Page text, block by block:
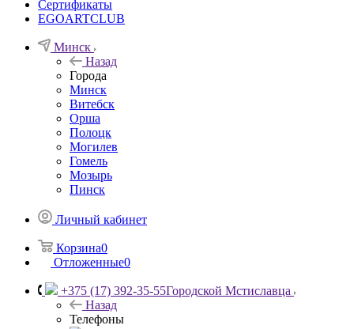
Сертификаты
EGOARTCLUB
Минск
Назад
Города
Минск
Витебск
Орша
Полоцк
Могилев
Гомель
Мозырь
Пинск
Личный кабинет
Корзина0
Отложенные0
+375 (17) 392-35-55Городской Мстиславца
Назад
Телефоны